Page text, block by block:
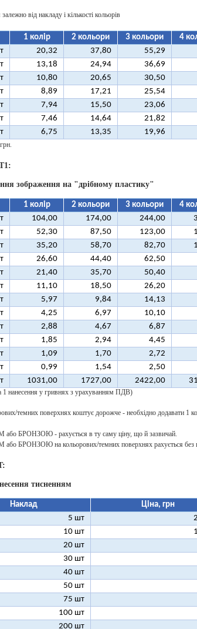
від накладу і кількості кольорів
1 колір 2 кольори 3 кольори
4
20,32 37,80 55,29
13,18 24,94 36,69
10,80 20,65 30,50
8,89 17,21 25,54
7,94 15,50 23,06
7,46 14,64 21,82
6,75 13,35 19,96
зображення на "дрібному пластику"
1 колір 2 кольори 3 кольори
4
104,00 174,00 244,00
52,30 87,50 123,00
35,20 58,70 82,70
26,60 44,40 62,50
21,40 35,70 50,40
11,10 18,50 26,20
5,97 9,84 14,13
4,25 6,97 10,10
2,88 4,67 6,87
1,85 2,94 4,45
1,09 1,70 2,72
0,99 1,54 2,50
1031,00 1727,00 2422,00
1 нанесення у гривнях з урахуванням ПДВ)
темних поверхнях коштує дорожче - необхідно додавати 1
БРОНЗОЮ - рахується в ту саму ціну, що й зазвичай.
БРОНЗОЮ на кольорових/темних поверхнях рахується без
тисненням
Наклад
Ціна, грн
5 шт
10 шт
20 шт
30 шт
40 шт
50 шт
75 шт
100 шт
200 шт